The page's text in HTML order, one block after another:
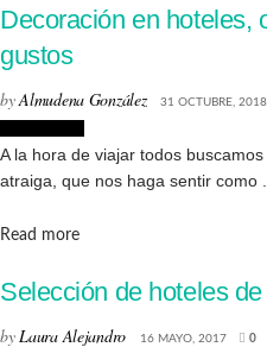
Decoración en hoteles,
gustos
byAlmudena González 31 OCTUBRE,
A la hora de viajar todos
atraiga, que nos haga sentir como ...
Read moreDetails
Selección de hoteles
byLaura Alejandro 16 MAYO, 2017 0